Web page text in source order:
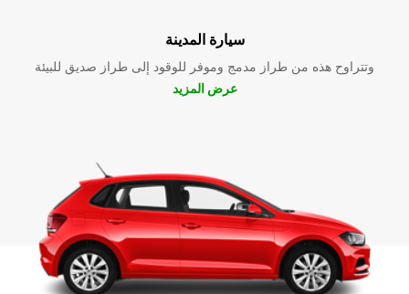
سيارة المدينة
وتتراوح هذه من طراز مدمج وموفر للوقود إلى طراز صديق للبيئة
عرض المزيد